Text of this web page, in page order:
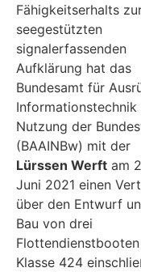
Fähigkeitserhalts
seegestützten
signalerfassenden
Aufklärung hat das
Bundesamt für
Informationstechnik
Nutzung der
(BAAINBw) mit der
Lürssen Werft am
Juni 2021 einen
über den Entwurf
Bau von drei
Klasse 424